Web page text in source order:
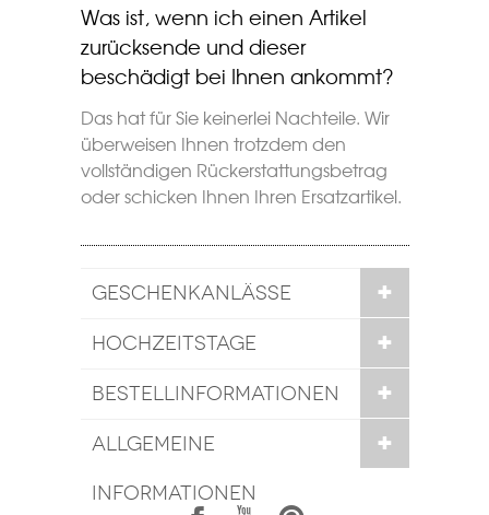
Was ist, wenn ich einen Artikel
zurücksende und dieser
beschädigt bei Ihnen ankommt?
Das hat für Sie keinerlei Nachteile. Wir
überweisen Ihnen trotzdem den
vollständigen Rückerstattungsbetrag
oder schicken Ihnen Ihren Ersatzartikel.
GESCHENKANLÄSSE
HOCHZEITSTAGE
BESTELLINFORMATIONEN
ALLGEMEINE
INFORMATIONEN